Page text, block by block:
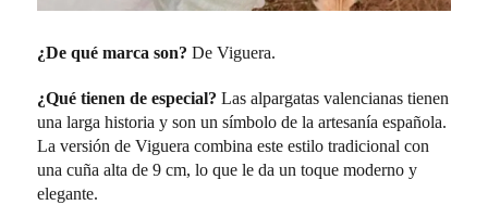
¿De qué marca son?De Viguera.
¿Qué tienen de especial?Las alpargatas valencianas tienen
una larga historia y son un símbolo de la artesanía española.
La versión de Viguera combina este estilo tradicional con
una cuña alta de 9 cm, lo que le da un toque moderno y
elegante.